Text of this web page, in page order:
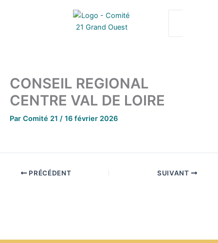
CONSEIL REGIONAL
CENTRE VAL DE LOIRE
Par Comité 21 / 16 février 2026
PRÉCÉDENT SUIVANT